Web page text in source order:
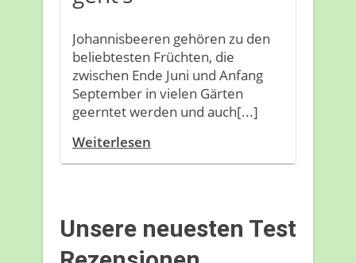
Johannisbeeren gehören zu den
beliebtesten Früchten, die
zwischen Ende Juni und Anfang
September in vielen Gärten
geerntet werden und auch[...]
Weiterlesen
Unsere neuesten Test